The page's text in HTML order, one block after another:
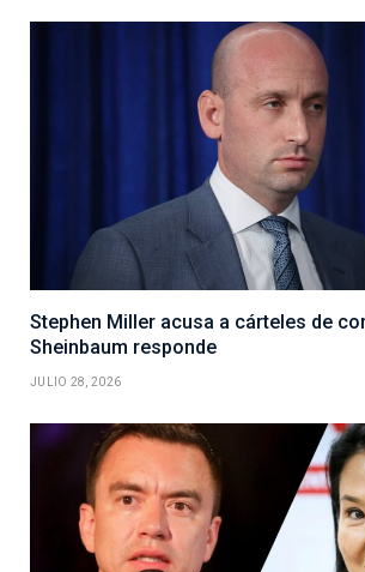
Stephen Miller acusa a cárteles de
Sheinbaum responde
JULIO 28, 2026